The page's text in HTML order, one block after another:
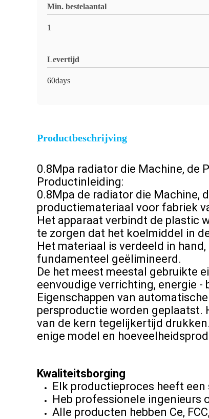
Min. bestelaantal
1
Levertijd
60days
Productbeschrijving
0.8Mpa radiator die Machine, de
Productinleiding:
0.8Mpa de radiator die Machine,
productiemateriaal voor fabriek
Het apparaat verbindt de plastic
te zorgen dat het koelmiddel in
Het materiaal is verdeeld in
fundamenteel geëlimineerd.
De het meest meestal gebruikte
eenvoudige verrichting, energie
Eigenschappen van
persproductie worden geplaatst.
van de kern tegelijkertijd
enige model en
Kwaliteitsborging
Elk productieproces heeft
Heb professionele ingenieurs
Alle producten hebben Ce,